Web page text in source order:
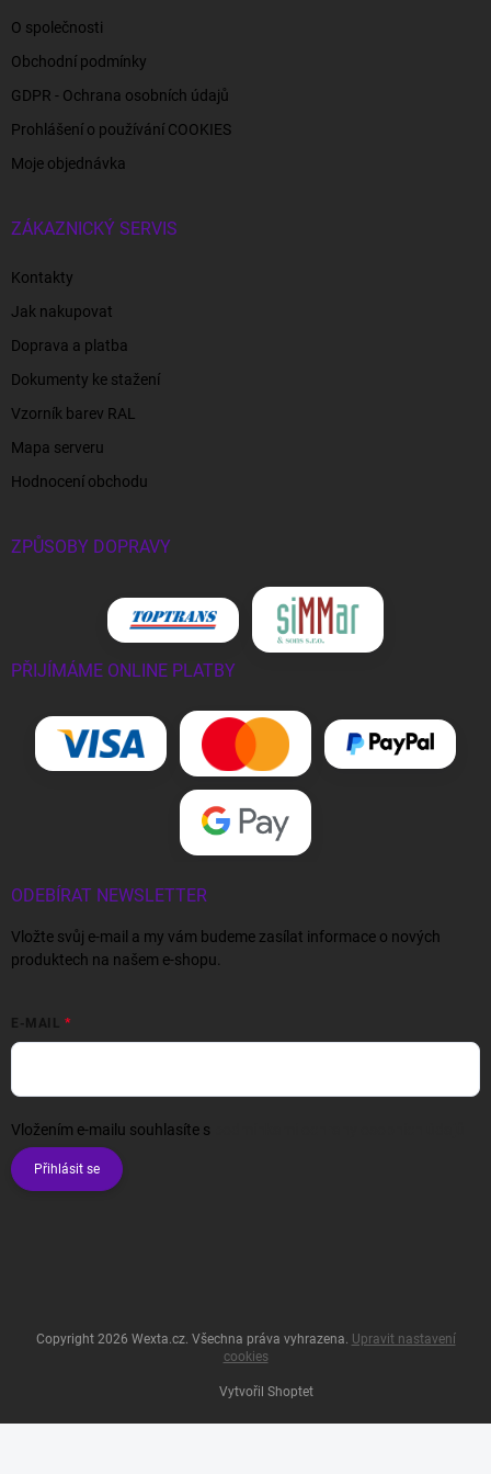
O společnosti
Obchodní podmínky
GDPR - Ochrana osobních údajů
Prohlášení o používání COOKIES
Moje objednávka
ZÁKAZNICKÝ SERVIS
Kontakty
Jak nakupovat
Doprava a platba
Dokumenty ke stažení
Vzorník barev RAL
Mapa serveru
Hodnocení obchodu
ZPŮSOBY DOPRAVY
PŘIJÍMÁME ONLINE PLATBY
ODEBÍRAT NEWSLETTER
Vložte svůj e-mail a my vám budeme zasílat informace o nových
produktech na našem e-shopu.
E-MAIL
Vložením e-mailu souhlasíte s
Přihlásit se
Vytvořil Shoptet
Copyright 2026 Wexta.cz. Všechna práva vyhrazena. Upravit nastavení
cookies